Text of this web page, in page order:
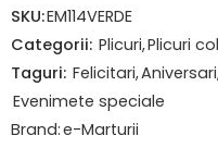
SKU:EM114VERDE
Categorii: Plicuri,Plicuri
Taguri: Felicitari,Aniversari
Evenimete speciale
Brand:e-Marturii